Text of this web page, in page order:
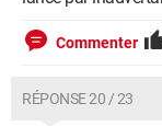
Commenter
RÉPONSE 20 / 23